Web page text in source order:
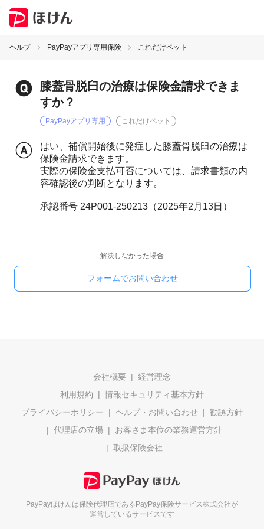
ヘルプ PayPayアプリ専用保険 これだけペット
膝蓋骨脱臼の治療は保険金請求できま
すか？
PayPayアプリ専用 これだけペット
はい、補償開始後に発症した膝蓋骨脱臼の治療は
保険金請求できます。
実際の保険金支払可否については、請求書類の内
容確認後の判断となります。
承認番号 24P001-250213（2025年2月13日）
解決しなかった場合
フォームでお問い合わせ
会社概要
経営理念
利用規約
情報セキュリティ基本方針
プライバシーポリシー
ヘルプ・お問い合わせ
勧誘方針
代理店の立場
お客さま本位の業務運営方針
取扱保険会社
PayPayほけんは保険代理店である PayPay保険サービス株式会社が
運営しているサービスです